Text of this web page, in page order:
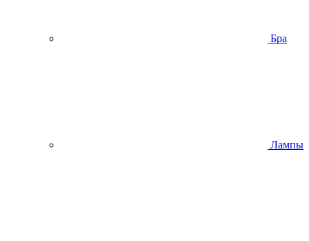
Бра
Лампы